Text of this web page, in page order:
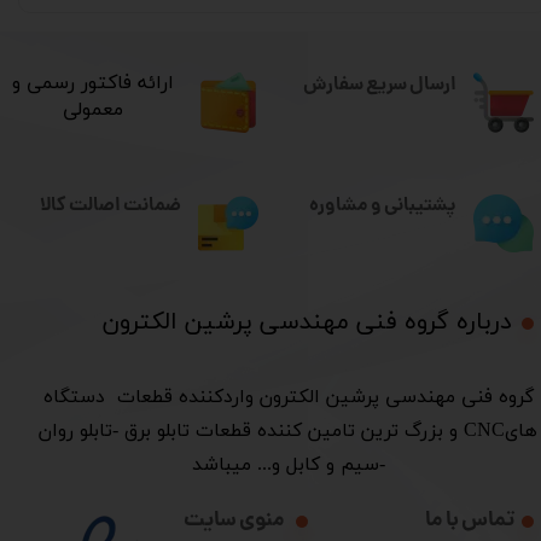
ارسال سریع سفارش
درباره گروه فنی مهندسی پرشین الکترون​​​​​​​
​گروه فنی مهندسی پرشین الکترون واردکننده قطعات دستگاه
هایCNC و بزرگ ترین تامین کننده قطعات تابلو برق -تابلو روان
-سیم و کابل و... میباشد
منوی سایت تماس با ما
​ارائه فاکتور رسمی و
معمولی
پشتیبانی و مشاوره ضمانت اصالت کالا